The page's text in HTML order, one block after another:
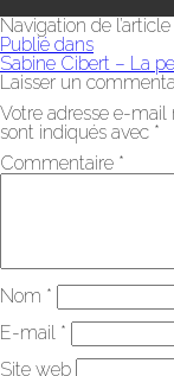
Navigation de l’article
Publié dans
Sabine Cibert – La
Laisser un
Votre adresse e-mail
sont indiqués avec *
Commentaire *
Nom *
E-mail *
Site web